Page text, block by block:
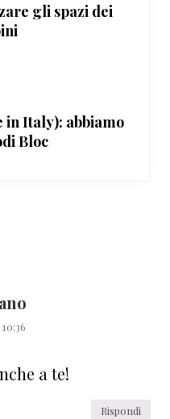
gli spazi dei
in Italy): abbiamo
Bloc
a te!
Rispondi